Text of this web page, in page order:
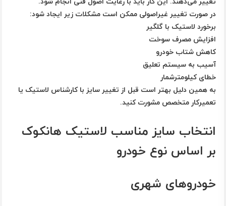
در صورت تغییر غیراصولی ممکن است مشکلات زیر ایجاد شود:
برخورد لاستیک با گلگیر
افزایش مصرف سوخت
کاهش شتاب خودرو
آسیب به سیستم تعلیق
خطای کیلومترشمار
به همین دلیل بهتر است قبل از تغییر سایز با کارشناس لاستیک یا
تعمیرکار متخصص مشورت کنید.
انتخاب سایز مناسب لاستیک هانکوک
بر اساس نوع خودرو
خودروهای شهری